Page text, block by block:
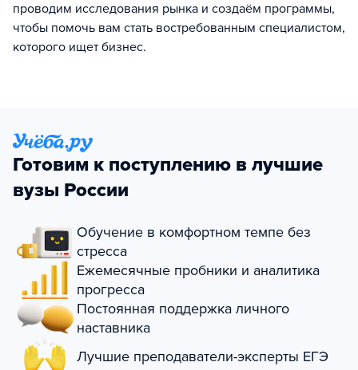
проводим исследования рынка и создаём программы,
чтобы помочь вам стать востребованным специалистом,
которого ищет бизнес.
Готовим к поступлению в лучшие
вузы России
Обучение в комфортном темпе без
стресса
Ежемесячные пробники и аналитика
прогресса
Постоянная поддержка личного
наставника
Лучшие преподаватели-эксперты ЕГЭ